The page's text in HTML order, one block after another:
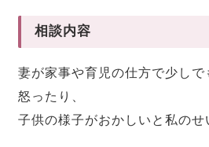
相談内容
妻が家事や育児の仕方で少しで
怒ったり、
子供の様子がおかしいと私のせ